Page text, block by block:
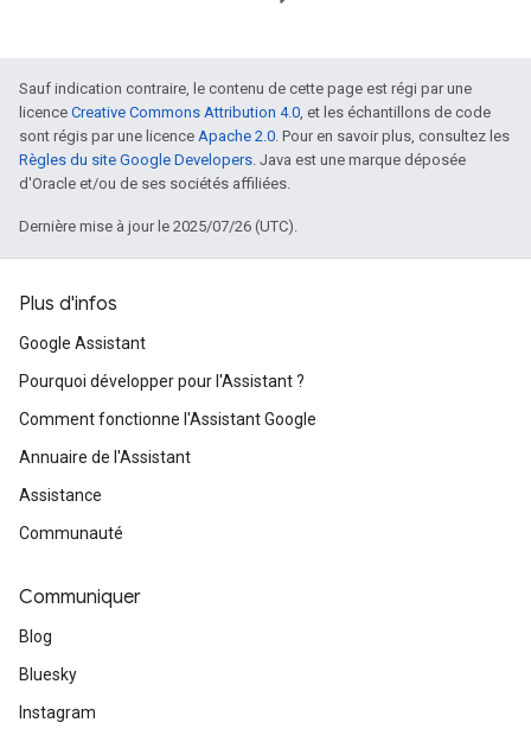
Sauf indication contraire, le contenu de cette page est régi par une
licence Creative Commons Attribution 4.0, et les échantillons de code
sont régis par une licence Apache 2.0. Pour en savoir plus, consultez les
Règles du site Google Developers. Java est une marque déposée
d'Oracle et/ou de ses sociétés affiliées.
Dernière mise à jour le 2025/07/26 (UTC).
Plus d'infos
Google Assistant
Pourquoi développer pour l'Assistant ?
Comment fonctionne l'Assistant Google
Annuaire de l'Assistant
Assistance
Communauté
Communiquer
Blog
Bluesky
Instagram